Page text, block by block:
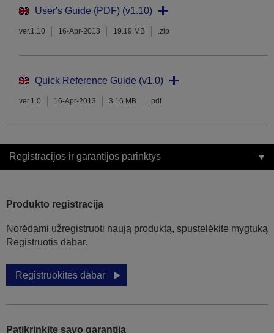
User's Guide (PDF) (v1.10)
ver.1.10 16-Apr-2013 19.19 MB .zip
Quick Reference Guide (v1.0)
ver.1.0 16-Apr-2013 3.16 MB .pdf
Registracijos ir garantijos parinktys
Produkto registracija
Norėdami užregistruoti naują produktą, spustelėkite mygtuką
Registruotis dabar.
Registruokitės dabar
Patikrinkite savo garantiją